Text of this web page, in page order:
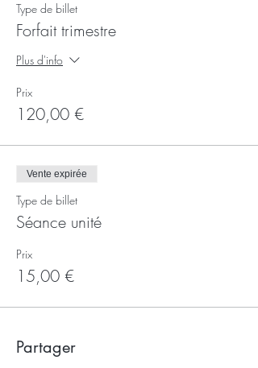
Type de billet
Forfait trimestre
Plus d'info
Prix
120,00 €
Vente expirée
Type de billet
Séance unité
Prix
15,00 €
Partager